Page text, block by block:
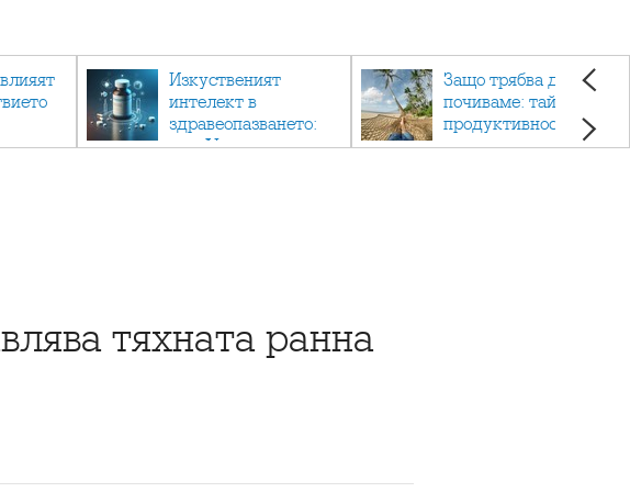
Изкуственият
интелект в
здравеопазването:
как AI променя
Защо трябва да си
почиваме: тайната на
продуктивността,
здравето и добрия
тяхната ранна